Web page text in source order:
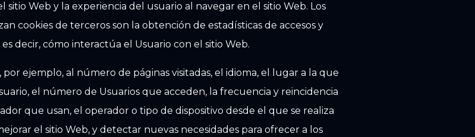
sitio Web y la experiencia del usuario al navegar en el sitio Web. Los
cookies de terceros son la obtención de estadísticas de accesos y
decir, cómo interactúa el Usuario con el sitio Web.
ejemplo, al número de páginas visitadas, el idioma, el lugar a la que
el número de Usuarios que acceden, la frecuencia y reincidencia
que usan, el operador o tipo de dispositivo desde el que se realiza
el sitio Web, y detectar nuevas necesidades para ofrecer a los